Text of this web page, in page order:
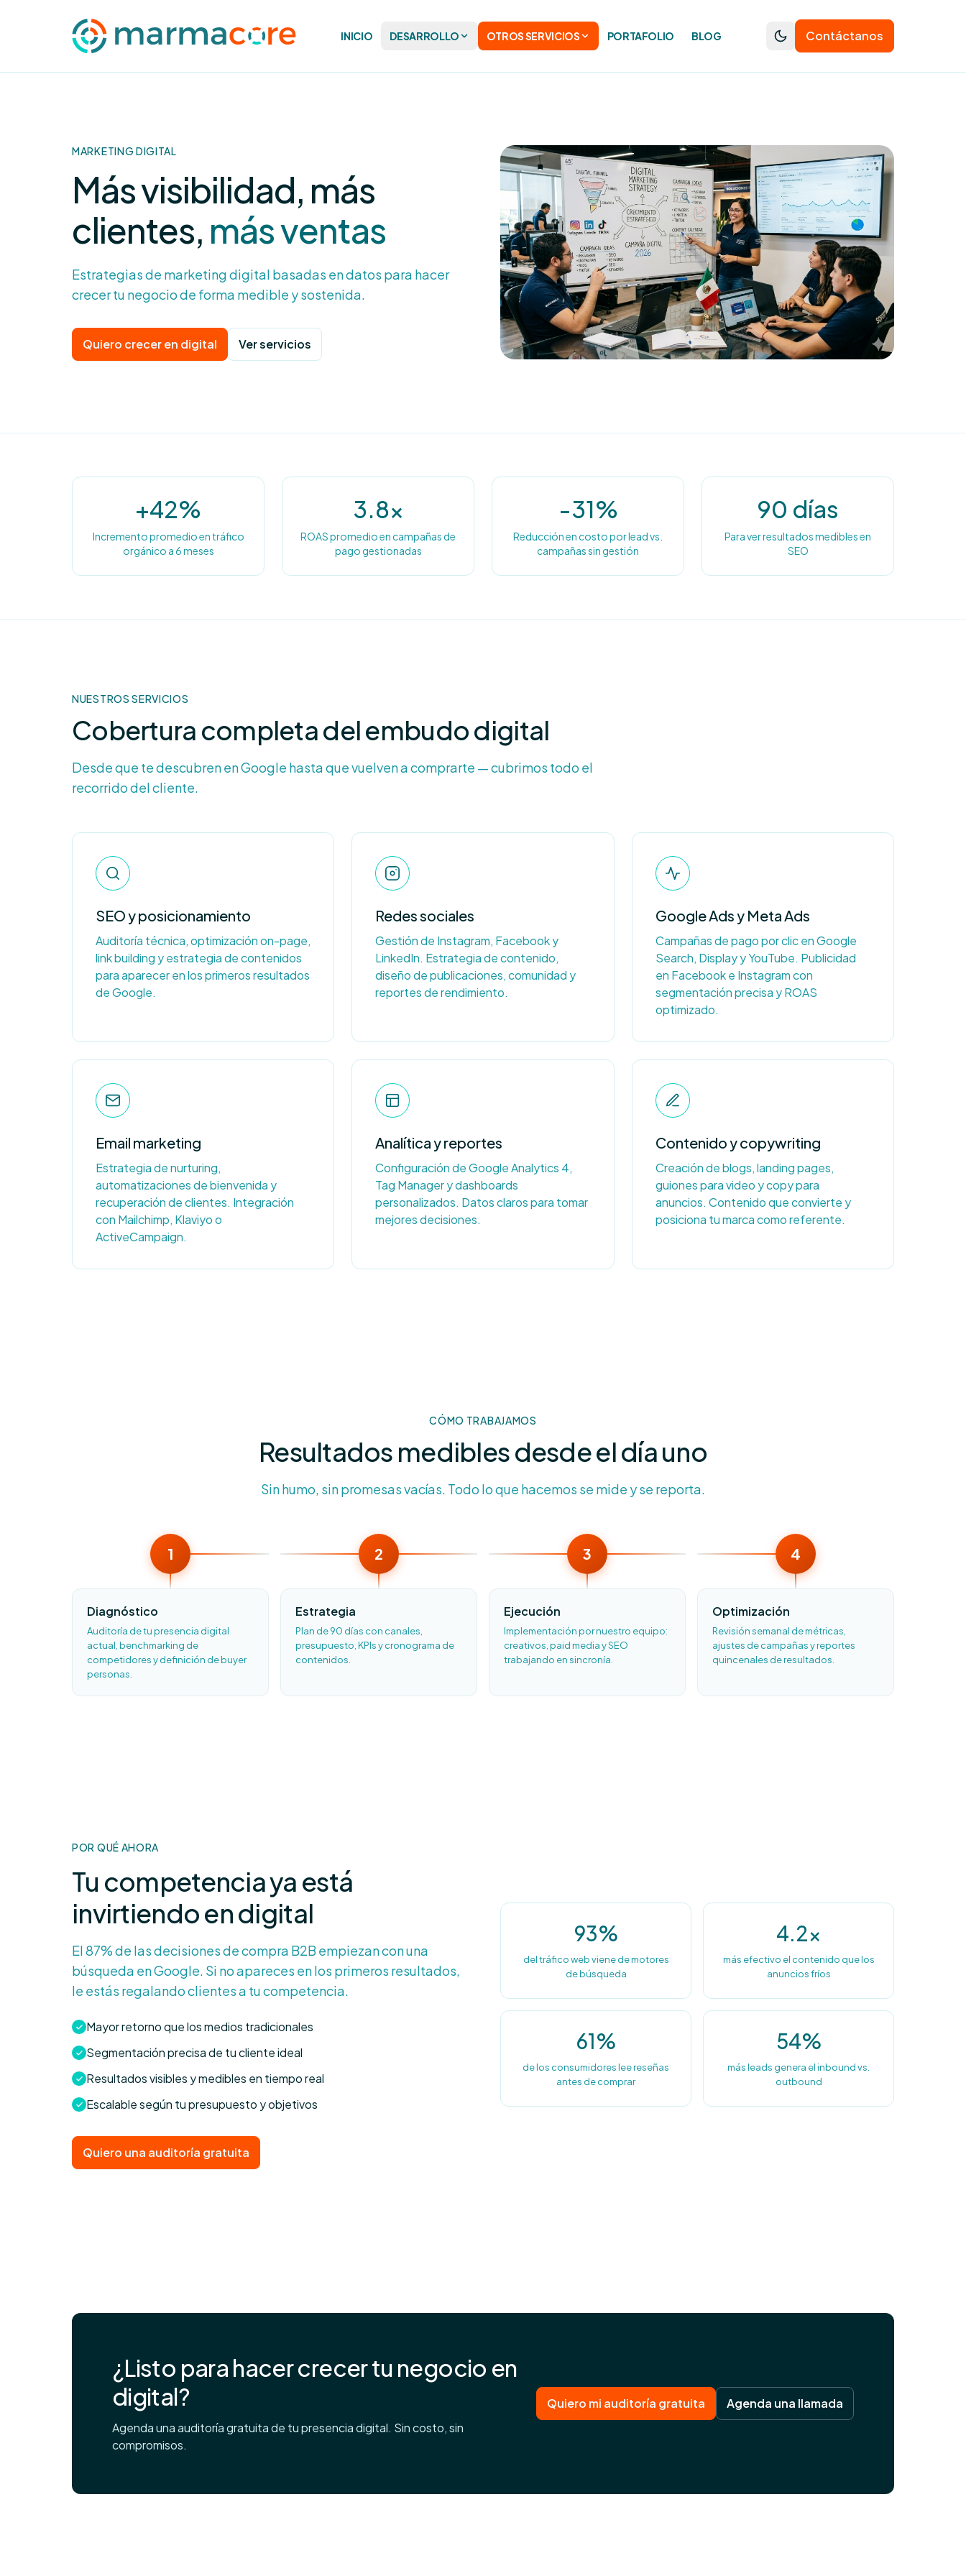
INICIO DESARROLLO OTROS SERVICIOS PORTAFOLIO BLOG Contáctanos
MARKETING DIGITAL
Más visibilidad, más
clientes, más ventas
Estrategias de marketing digital basadas en datos para hacer
crecer tu negocio de forma medible y sostenida.
Quiero crecer en digital Ver servicios
+42%
Incremento promedio en tráfico
orgánico a 6 meses
3.8x
ROAS promedio en campañas de
pago gestionadas
-31%
Reducción en costo por lead vs.
campañas sin gestión
90 días
Para ver resultados medibles en
SEO
NUESTROS SERVICIOS
Cobertura completa del embudo digital
Desde que te descubren en Google hasta que vuelven a comprarte — cubrimos todo el
recorrido del cliente.
SEO y posicionamiento
Auditoría técnica, optimización on-page,
link building y estrategia de contenidos
para aparecer en los primeros resultados
de Google.
Redes sociales
Gestión de Instagram, Facebook y
LinkedIn. Estrategia de contenido,
diseño de publicaciones, comunidad y
reportes de rendimiento.
Google Ads y Meta Ads
Campañas de pago por clic en Google
Search, Display y YouTube. Publicidad
en Facebook e Instagram con
segmentación precisa y ROAS
optimizado.
Email marketing
Estrategia de nurturing,
automatizaciones de bienvenida y
recuperación de clientes. Integración
con Mailchimp, Klaviyo o
ActiveCampaign.
Analítica y reportes
Configuración de Google Analytics 4,
Tag Manager y dashboards
personalizados. Datos claros para tomar
mejores decisiones.
Contenido y copywriting
Creación de blogs, landing pages,
guiones para video y copy para
anuncios. Contenido que convierte y
posiciona tu marca como referente.
CÓMO TRABAJAMOS
Resultados medibles desde el día uno
Sin humo, sin promesas vacías. Todo lo que hacemos se mide y se reporta.
1
Diagnóstico
Auditoría de tu presencia digital
actual, benchmarking de
competidores y definición de buyer
personas.
2
Estrategia
Plan de 90 días con canales,
presupuesto, KPIs y cronograma de
contenidos.
3
Ejecución
Implementación por nuestro equipo:
creativos, paid media y SEO
trabajando en sincronía.
4
Optimización
Revisión semanal de métricas,
ajustes de campañas y reportes
quincenales de resultados.
POR QUÉ AHORA
Tu competencia ya está
invirtiendo en digital
El 87% de las decisiones de compra B2B empiezan con una
búsqueda en Google. Si no apareces en los primeros resultados,
le estás regalando clientes a tu competencia.
Mayor retorno que los medios tradicionales
Segmentación precisa de tu cliente ideal
Resultados visibles y medibles en tiempo real
Escalable según tu presupuesto y objetivos
Quiero una auditoría gratuita
93%
del tráfico web viene de motores
de búsqueda
4.2x
más efectivo el contenido que los
anuncios fríos
61%
de los consumidores lee reseñas
antes de comprar
54%
más leads genera el inbound vs.
outbound
¿Listo para hacer crecer tu negocio en
digital?
Agenda una auditoría gratuita de tu presencia digital. Sin costo, sin
compromisos.
Quiero mi auditoría gratuita Agenda una llamada